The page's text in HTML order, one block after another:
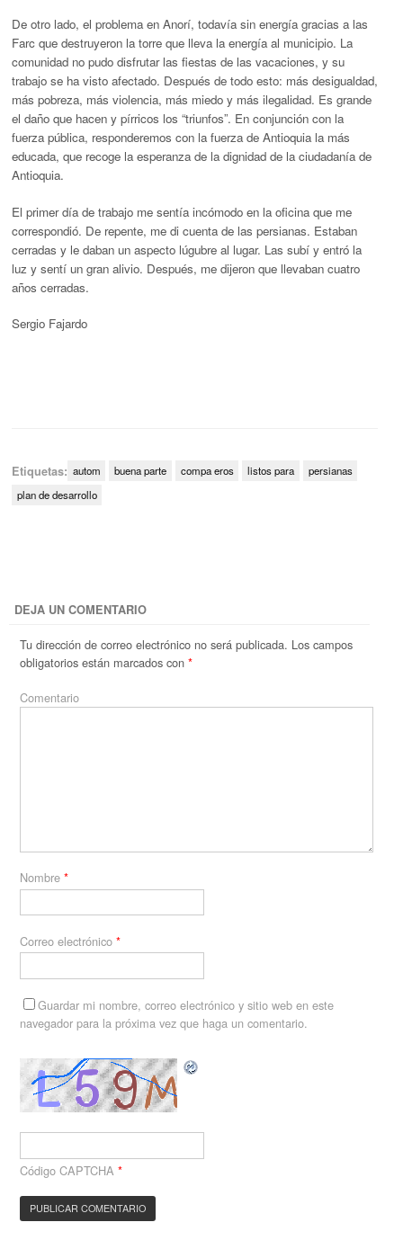
De otro lado, el problema en Anorí, todavía sin energía gracias a las
Farc que destruyeron la torre que lleva la energía al municipio. La
comunidad no pudo disfrutar las fiestas de las vacaciones, y su
trabajo se ha visto afectado. Después de todo esto: más desigualdad,
más pobreza, más violencia, más miedo y más ilegalidad. Es grande
el daño que hacen y pírricos los “triunfos”. En conjunción con la
fuerza pública, responderemos con la fuerza de Antioquia la más
educada, que recoge la esperanza de la dignidad de la ciudadanía de
Antioquia.
El primer día de trabajo me sentía incómodo en la oficina que me
correspondió. De repente, me di cuenta de las persianas. Estaban
cerradas y le daban un aspecto lúgubre al lugar. Las subí y entró la
luz y sentí un gran alivio. Después, me dijeron que llevaban cuatro
años cerradas.
Sergio Fajardo
Etiquetas: autom buena parte compa eros listos para
persianas
plan de desarrollo
DEJA UN COMENTARIO
Tu dirección de correo electrónico no será publicada. Los campos
obligatorios están marcados con*
Comentario
Nombre*
Correo electrónico*
Guardar mi nombre, correo electrónico y sitio web en este
navegador para la próxima vez que haga un comentario.
Código CAPTCHA *